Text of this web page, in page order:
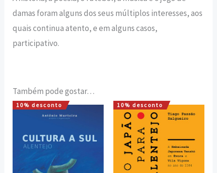
damas foram alguns dos seus múltiplos interesses, aos
quais continua atento, e em alguns casos,
participativo.
Também pode gostar…
10% desconto
O
preço
era:
15,00 €.
O
preço
é:
10% desconto
O
preço
original
era:
12,00 €.
O
preço
10,80 €.